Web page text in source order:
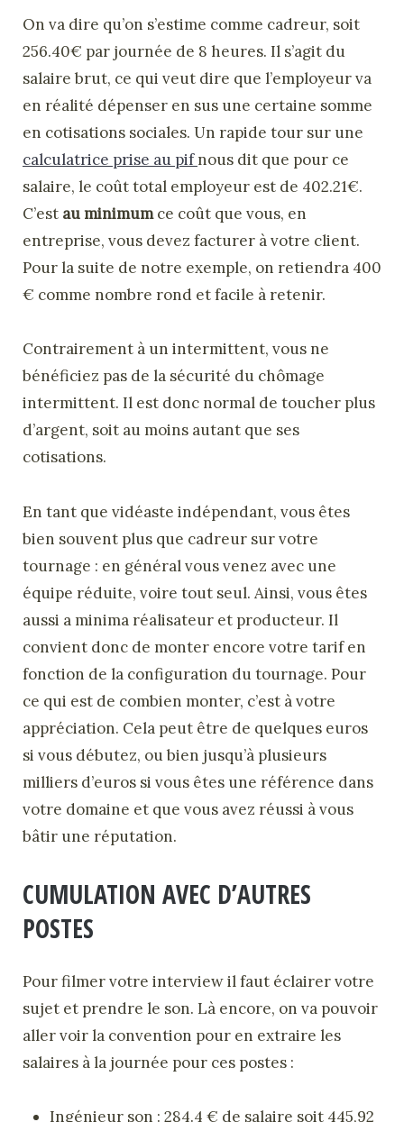
On va dire qu’on s’estime comme cadreur, soit
256.40€ par journée de 8 heures. Il s’agit du
salaire brut, ce qui veut dire que l’employeur va
en réalité dépenser en sus une certaine somme
en cotisations sociales. Un rapide tour sur une
calculatrice prise au pifnous dit que pour ce
salaire, le coût total employeur est de 402.21€.
C’est au minimumce coût que vous, en
entreprise, vous devez facturer à votre client.
Pour la suite de notre exemple, on retiendra 400
€ comme nombre rond et facile à retenir.
Contrairement à un intermittent, vous ne
bénéficiez pas de la sécurité du chômage
intermittent. Il est donc normal de toucher plus
d’argent, soit au moins autant que ses
cotisations.
En tant que vidéaste indépendant, vous êtes
bien souvent plus que cadreur sur votre
tournage : en général vous venez avec une
équipe réduite, voire tout seul. Ainsi, vous êtes
aussi a minima réalisateur et producteur. Il
convient donc de monter encore votre tarif en
fonction de la configuration du tournage. Pour
ce qui est de combien monter, c’est à votre
appréciation. Cela peut être de quelques euros
si vous débutez, ou bien jusqu’à plusieurs
milliers d’euros si vous êtes une référence dans
votre domaine et que vous avez réussi à vous
bâtir une réputation.
CUMULATION AVEC D’AUTRES
POSTES
Pour filmer votre interview il faut éclairer votre
sujet et prendre le son. Là encore, on va pouvoir
aller voir la convention pour en extraire les
salaires à la journée pour ces postes :
Ingénieur son : 284.4 € de salaire soit 445,92